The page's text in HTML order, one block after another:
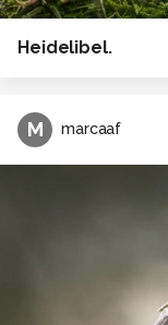
Heidelibel.
M marcaaf